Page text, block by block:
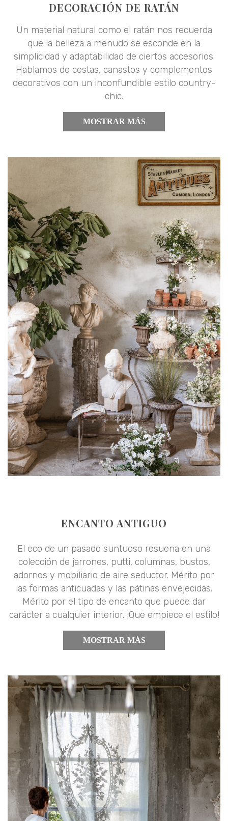
DECORACIÓN DE RATÁN
Un material natural como el ratán nos recuerda
que la belleza a menudo se esconde en la
simplicidad y adaptabilidad de ciertos accesorios.
Hablamos de cestas, canastos y complementos
decorativos con un inconfundible estilo country-
chic.
MOSTRAR MÁS
ENCANTO ANTIGUO
El eco de un pasado suntuoso resuena en una
colección de jarrones, putti, columnas, bustos,
adornos y mobiliario de aire seductor. Mérito por
las formas anticuadas y las pátinas envejecidas.
Mérito por el tipo de encanto que puede dar
carácter a cualquier interior. ¡Que empiece el estilo!
MOSTRAR MÁS